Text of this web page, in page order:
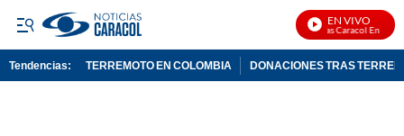
EN VIVO
Noticias Caracol En Vivo
Tendencias: TERREMOTO EN COLOMBIA DONACIONES TRAS